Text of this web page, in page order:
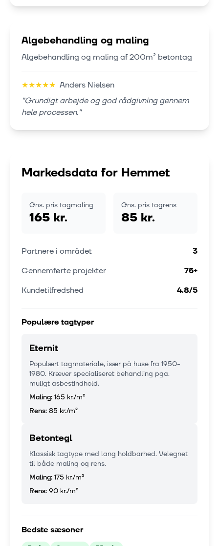
Algebehandling og maling
Algebehandling og maling af 200m² betontag
★★★★★ Anders Nielsen
"Grundigt arbejde og god rådgivning gennem
hele processen."
Markedsdata for Hemmet
Gns. pris tagmaling
165 kr.
Gns. pris tagrens
85 kr.
Partnere i området
3
Gennemførte projekter
75+
Kundetilfredshed
4.8/5
Populære tagtyper
Eternit
Populært tagmateriale, især på huse fra 1950-
1980. Kræver specialiseret behandling pga.
muligt asbestindhold.
Maling: 165 kr./m²
Rens: 85 kr./m²
Betontegl
Klassisk tagtype med lang holdbarhed. Velegnet
til både maling og rens.
Maling: 175 kr./m²
Rens: 90 kr./m²
Bedste sæsoner